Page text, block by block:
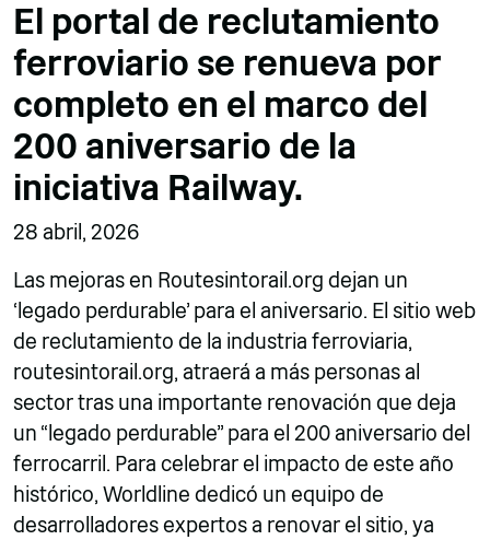
El portal de reclutamiento
ferroviario se renueva por
completo en el marco del
200 aniversario de la
iniciativa Railway.
28 abril, 2026
Las mejoras en Routesintorail.org dejan un
‘legado perdurable’ para el aniversario. El sitio web
de reclutamiento de la industria ferroviaria,
routesintorail.org, atraerá a más personas al
sector tras una importante renovación que deja
un “legado perdurable” para el 200 aniversario del
ferrocarril. Para celebrar el impacto de este año
histórico, Worldline dedicó un equipo de
desarrolladores expertos a renovar el sitio, ya